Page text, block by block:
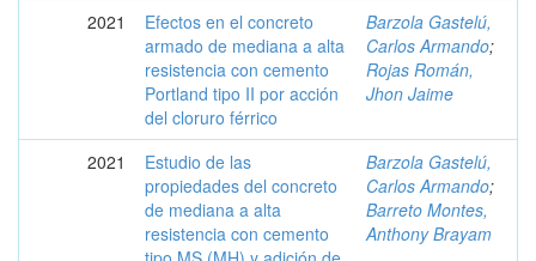
2021
Efectos en el concreto
armado de mediana a alta
resistencia con cemento
Portland tipo II por acción
del cloruro férrico
Barzola Gastelú,
Carlos Armando;
Rojas Román,
Jhon Jaime
2021
Estudio de las
propiedades del concreto
de mediana a alta
resistencia con cemento
Barzola Gastelú,
Carlos Armando;
Barreto Montes,
Anthony Brayam